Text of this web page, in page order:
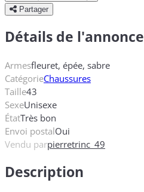
Partager
Détails de l'annonce
Armesfleuret, épée, sabre
CatégorieChaussures
Taille43
SexeUnisexe
ÉtatTrès bon
Envoi postalOui
Vendu parpierretrinc_49
Description